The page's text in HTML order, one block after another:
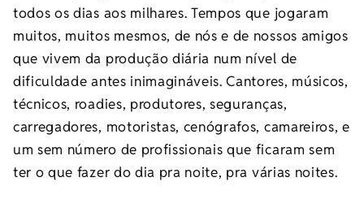
todos os dias aos milhares. Tempos que jogaram
muitos, muitos mesmos, de nós e de nossos amigos
que vivem da produção diária num nível de
dificuldade antes inimagináveis. Cantores, músicos,
técnicos, roadies, produtores, seguranças,
carregadores, motoristas, cenógrafos, camareiros, e
um sem número de profissionais que ficaram sem
ter o que fazer do dia pra noite, pra várias noites.